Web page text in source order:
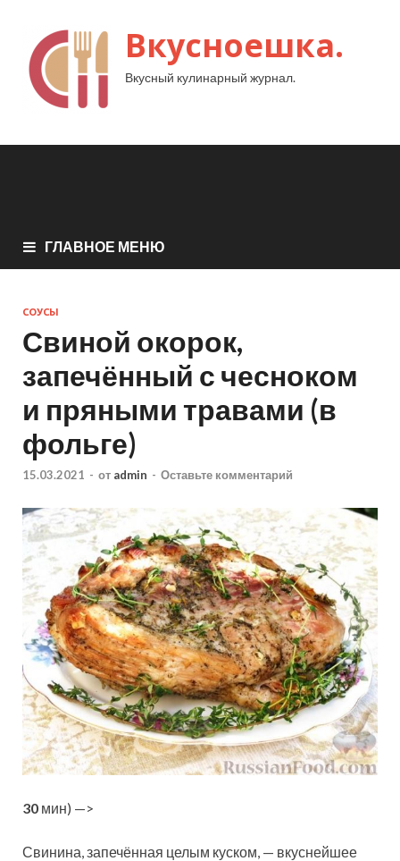
Вкусноешка.
Вкусный кулинарный журнал.
ГЛАВНОЕ МЕНЮ
СОУСЫ
Свиной окорок,
запечённый с чесноком
и пряными травами (в
фольге)
15.03.2021 - от admin - Оставьте комментарий
30 мин) —>
Свинина, запечённая целым куском, — вкуснейшее